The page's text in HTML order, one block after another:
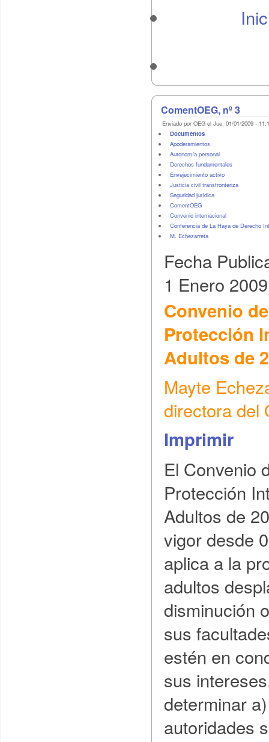
ComentOEG, nº 3
Enviado por OEG el Jue, 01/01/2009 -
Documentos
Apoderamientos
Autonomía personal
Derechos fundamentales
Envejecimiento activo
Justicia civil transfronteriza
Seguridad jurídica
ComentOEG
Convenio internacional
Conferencia de La Haya de Derecho
M. Echezarreta
Fecha
1 Enero 2009
Convenio
Protección
Adultos de
Mayte
directora del
Imprimir
El Convenio
Protección
Adultos de
vigor desde
aplica a la
adultos
disminución
sus
estén en
sus
determinar
autoridades